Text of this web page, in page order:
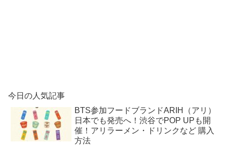
今日の人気記事
BTS参加フードブランドARIH（アリ）
日本でも発売へ！渋谷でPOP UPも開
催！アリラーメン・ドリンクなど 購入
方法